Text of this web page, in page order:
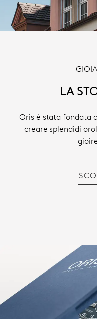
LA
Oris è stata fondata
creare splendidi